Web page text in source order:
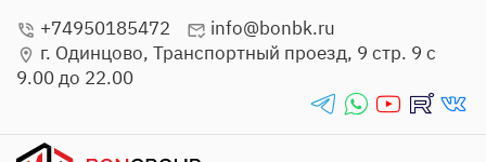
phone_in_talk +74950185472 mark_email_read info@bonbk.ru
location_on г. Одинцово, Транспортный проезд, 9 стр. 9 с
9.00 до 22.00
telegrams_in whatsapp_in youtube_in rutube_in vk_in